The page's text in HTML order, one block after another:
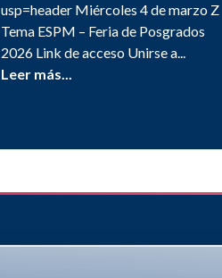
usp=header Miércoles 4 de marzo Z
Tema ESPM – Feria de Posgrados
2026 Link de acceso Unirse a...
Leer más...